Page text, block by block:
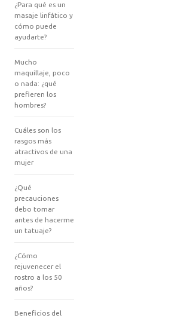
¿Para qué es un
masaje linfático y
cómo puede
ayudarte?
Mucho
maquillaje, poco
o nada: ¿qué
prefieren los
hombres?
Cuáles son los
rasgos más
atractivos de una
mujer
¿Qué
precauciones
debo tomar
antes de hacerme
un tatuaje?
¿Cómo
rejuvenecer el
rostro a los 50
años?
Beneficios del